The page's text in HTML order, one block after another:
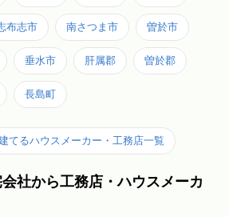
布志市 南さつま市 曽於市
垂水市 肝属郡 曽於郡
長島町
てるハウスメーカー・工務店一覧
社から工務店・ハウスメーカ